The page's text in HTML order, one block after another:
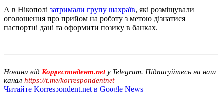
А в Нікополі затримали групу шахраїв, які розміщували
оголошення про прийом на роботу з метою дізнатися
паспортні дані та оформити позику в банках.
Новини від Корреспондент.netу Telegram. Підписуйтесь на наш
канал https://t.me/korrespondentnet
Читайте Korrespondent.net в Google News